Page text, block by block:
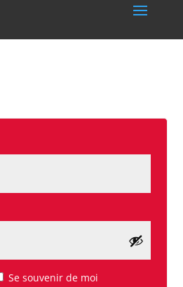
Se souvenir de moi